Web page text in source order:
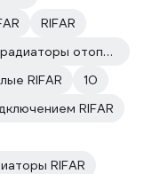
RIFAR
Глубиной 100 мм (биметаллические радиаторы отопления)
RIFAR
10
RIFAR
RIFAR